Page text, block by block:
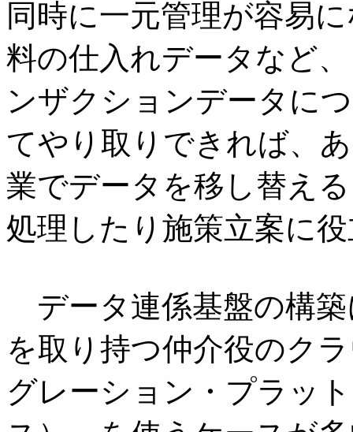
同時に一元管理が容易
料の仕入れデータなど
ンザクションデータに
てやり取りできれば、あ
業でデータを移し替え
処理したり施策立案に
データ連係基盤の構
を取り持つ仲介役のク
グレーション・プラッ